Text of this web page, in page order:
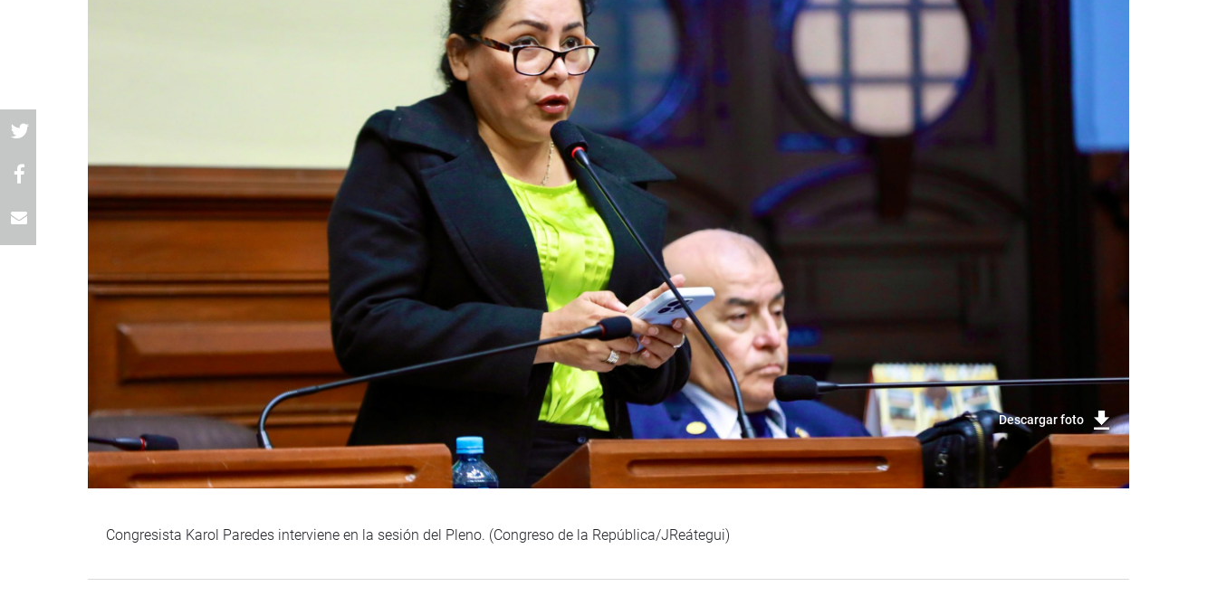
Descargar foto
Congresista Karol Paredes interviene en la sesión del Pleno. (Congreso de la República/JReátegui)